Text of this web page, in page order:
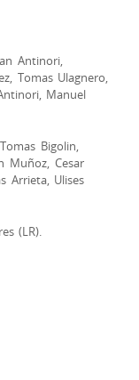
Antinori,
Tomas Ulagnero,
Manuel
Bigolin,
Muñoz, Cesar
Arrieta, Ulises
(LR).